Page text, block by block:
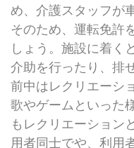
め、介護スタッフが
そのため、運転免許
しょう。施設に着く
介助を行ったり、排
前中はレクリエーシ
歌やゲームといった
もレクリエーション
用者同士でや、利用